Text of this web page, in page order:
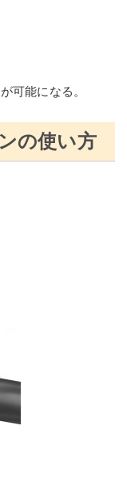
可能になる。
の使い方